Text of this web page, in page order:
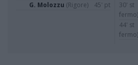
G. Molozzu (Rigore) 45' pt
30' st
fermo)
44' st
fermo)